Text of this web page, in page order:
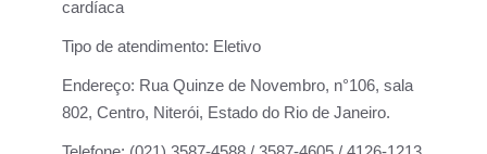
cardíaca
Tipo de atendimento: Eletivo
Endereço: Rua Quinze de Novembro, n°106, sala
802, Centro, Niterói, Estado do Rio de Janeiro.